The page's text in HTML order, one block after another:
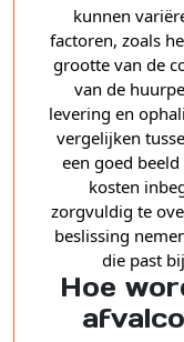
kunnen
factoren, zoals
grootte van de
van de
levering en
vergelijken
een goed
kosten
zorgvuldig te
beslissing
die past
Hoe